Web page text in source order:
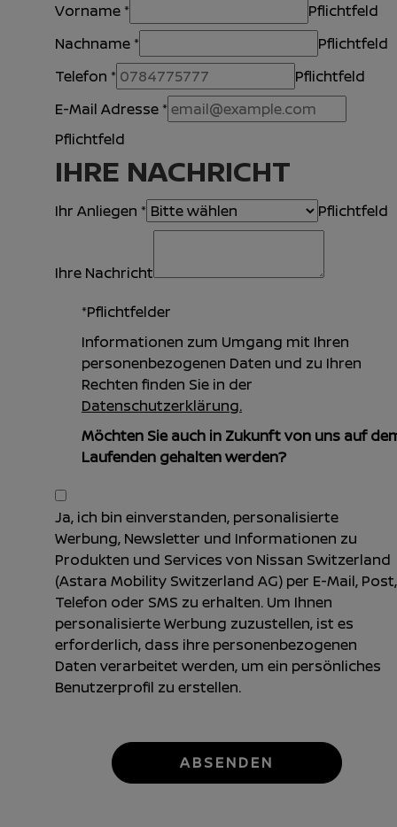
Vorname*
Pflichtfeld
Nachname*
Pflichtfeld
Telefon *
Pflichtfeld
E-Mail Adresse*
Pflichtfeld
IHRE NACHRICHT
Ihr Anliegen * Pflichtfeld
Ihre Nachricht
*Pflichtfelder
Informationen zum Umgang mit Ihren
personenbezogenen Daten und zu Ihren
Rechten finden Sie in der
Datenschutzerklärung.
Möchten Sie auch in Zukunft von uns auf
Laufenden gehalten werden?
Ja, ich bin einverstanden, personalisierte
Werbung, Newsletter und Informationen zu
Produkten und Services von Nissan Switzerland
(Astara Mobility Switzerland AG) per E-Mail, Post,
Telefon oder SMS zu erhalten. Um Ihnen
personalisierte Werbung zuzustellen, ist es
erforderlich, dass ihre personenbezogenen
Daten verarbeitet werden, um ein persönliches
Benutzerprofil zu erstellen.
ABSENDEN